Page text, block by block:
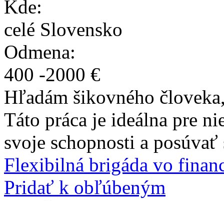
Kde:
celé Slovensko
Odmena:
400 -2000 €
Hľadám šikovného
Táto práca je ideálna pre
svoje schopnosti a
Flexibilná brigáda vo
Pridať k obľúbeným